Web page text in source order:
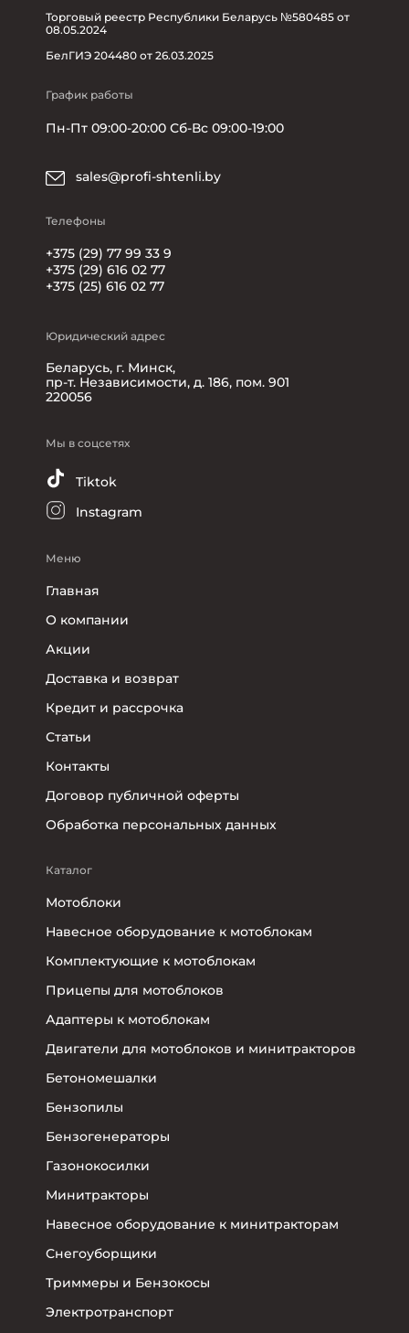
Торговый реестр Республики Беларусь №580485 от
08.05.2024
БелГИЭ 204480 от 26.03.2025
График работы
Пн-Пт 09:00-20:00 Сб-Вс 09:00-19:00
sales@profi-shtenli.by
Телефоны
+375 (29) 77 99 33 9
+375 (29) 616 02 77
+375 (25) 616 02 77
Юридический адрес
Беларусь, г. Минск,
пр-т. Независимости, д. 186, пом. 901
220056
Мы в соцсетях
Tiktok
Instagram
Меню
Главная
О компании
Акции
Доставка и возврат
Кредит и рассрочка
Статьи
Контакты
Договор публичной оферты
Обработка персональных данных
Каталог
Мотоблоки
Навесное оборудование к мотоблокам
Комплектующие к мотоблокам
Прицепы для мотоблоков
Адаптеры к мотоблокам
Двигатели для мотоблоков и минитракторов
Бетономешалки
Бензопилы
Бензогенераторы
Газонокосилки
Минитракторы
Навесное оборудование к минитракторам
Снегоуборщики
Триммеры и Бензокосы
Электротранспорт